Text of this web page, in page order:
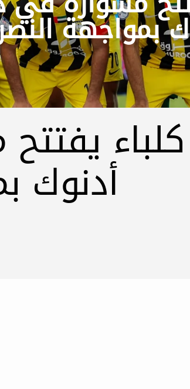
بمواجهة
كلباء
أدنوك